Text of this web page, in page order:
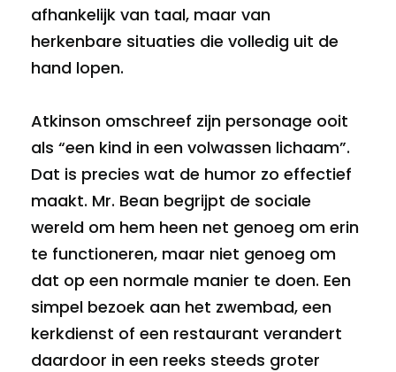
afhankelijk van taal, maar van
herkenbare situaties die volledig uit de
hand lopen.
Atkinson omschreef zijn personage ooit
als “een kind in een volwassen lichaam”.
Dat is precies wat de humor zo effectief
maakt. Mr. Bean begrijpt de sociale
wereld om hem heen net genoeg om erin
te functioneren, maar niet genoeg om
dat op een normale manier te doen. Een
simpel bezoek aan het zwembad, een
kerkdienst of een restaurant verandert
daardoor in een reeks steeds groter